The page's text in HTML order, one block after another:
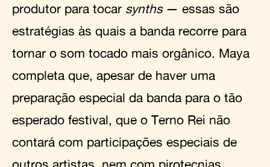
produtor para tocar synths— essas são
estratégias às quais a banda recorre para
tornar o som tocado mais orgânico. Maya
completa que, apesar de haver uma
preparação especial da banda para o tão
esperado festival, que o Terno Rei não
contará com participações especiais de
outros artistas, nem com pirotecnias.